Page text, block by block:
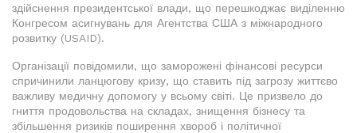
здійснення президентської влади, що перешкоджає виділенню
Конгресом асигнувань для Агентства США з міжнародного
розвитку (USAID).
Організації повідомили, що заморожені фінансові ресурси
спричинили ланцюгову кризу, що ставить під загрозу життєво
важливу медичну допомогу у всьому світі. Це призвело до
гниття продовольства на складах, знищення бізнесу та
збільшення ризиків поширення хвороб і політичної